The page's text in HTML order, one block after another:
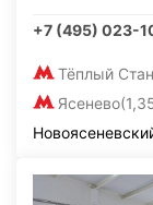
+7 (495) 023-
Тёплый Стан
Ясенево